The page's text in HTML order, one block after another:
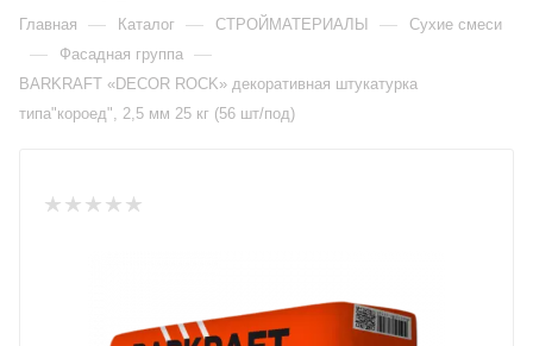
Главная — Каталог — СТРОЙМАТЕРИАЛЫ — Сухие смеси
— Фасадная группа —
BARKRAFT «DECOR ROCK» декоративная штукатурка
типа"короед", 2,5 мм 25 кг (56 шт/под)